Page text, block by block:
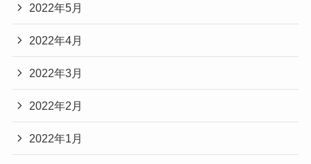
2022年5月
2022年4月
2022年3月
2022年2月
2022年1月